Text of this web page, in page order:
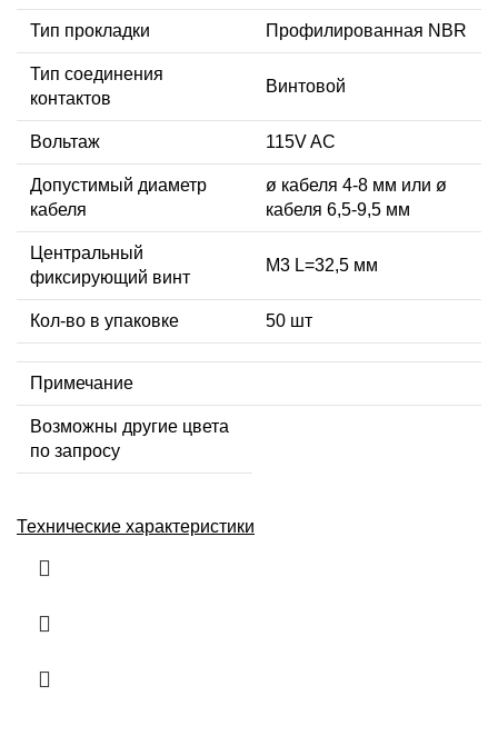
Тип прокладки Профилированная NBR
Тип соединения
контактов
Винтовой
Вольтаж 115V AC
Допустимый диаметр
кабеля
ø кабеля 4-8 мм или ø
кабеля 6,5-9,5 мм
Центральный
фиксирующий винт
М3 L=32,5 мм
Кол-во в упаковке 50 шт
Примечание
Возможны другие цвета
по запросу
Технические характеристики